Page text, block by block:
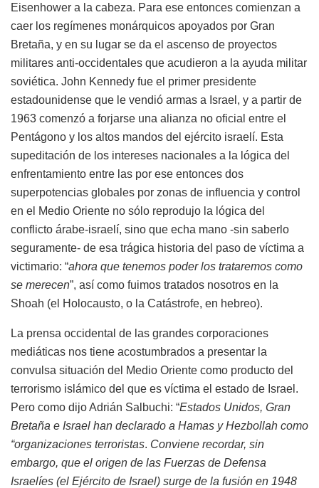
Eisenhower a la cabeza. Para ese entonces comienzan a
caer los regímenes monárquicos apoyados por Gran
Bretaña, y en su lugar se da el ascenso de proyectos
militares anti-occidentales que acudieron a la ayuda militar
soviética. John Kennedy fue el primer presidente
estadounidense que le vendió armas a Israel, y a partir de
1963 comenzó a forjarse una alianza no oficial entre el
Pentágono y los altos mandos del ejército israelí. Esta
supeditación de los intereses nacionales a la lógica del
enfrentamiento entre las por ese entonces dos
superpotencias globales por zonas de influencia y control
en el Medio Oriente no sólo reprodujo la lógica del
conflicto árabe-israelí, sino que echa mano -sin saberlo
seguramente- de esa trágica historia del paso de víctima a
victimario: “ahora que tenemos poder los trataremos como
se merecen”, así como fuimos tratados nosotros en la
Shoah (el Holocausto, o la Catástrofe, en hebreo).
La prensa occidental de las grandes corporaciones
mediáticas nos tiene acostumbrados a presentar la
convulsa situación del Medio Oriente como producto del
terrorismo islámico del que es víctima el estado de Israel.
Pero como dijo Adrián Salbuchi: “Estados Unidos, Gran
Bretaña e Israel han declarado a Hamas y Hezbollah como
“organizaciones terroristas. Conviene recordar, sin
embargo, que el origen de las Fuerzas de Defensa
Israelíes (el Ejército de Israel) surge de la fusión en 1948